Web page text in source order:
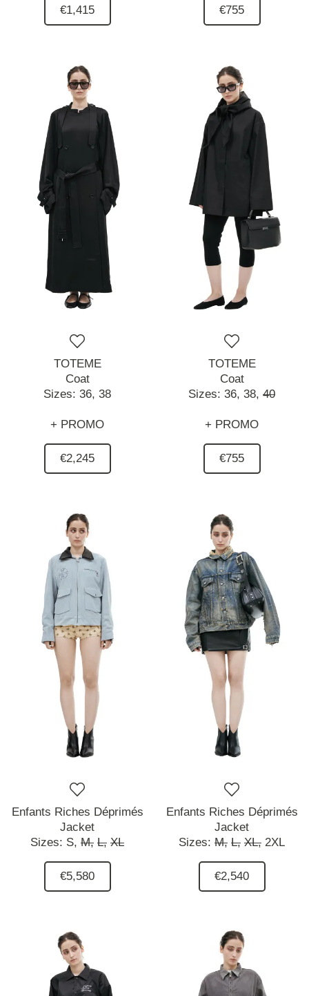
€1,415 €755
TOTEME
Coat
Sizes: 36, 38
+ PROMO
€2,245
TOTEME
Coat
Sizes: 36, 38, 40
+ PROMO
€755
Enfants Riches Déprimés
Jacket
Sizes: S, M, L, XL
€5,580
Enfants Riches Déprimés
Jacket
Sizes: M, L, XL, 2XL
€2,540